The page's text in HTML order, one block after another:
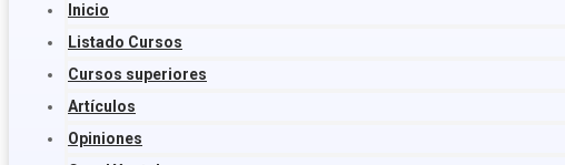
Inicio
Listado Cursos
Cursos superiores
Artículos
Opiniones